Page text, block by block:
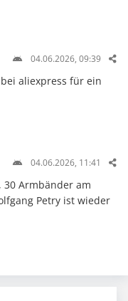
04.06.2026, 09:39
bei aliexpress für ein
04.06.2026, 11:41
Armbänder am
Petry ist wieder